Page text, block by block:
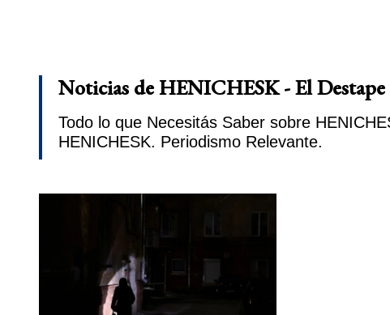
Noticias de HENICHESK - El Destape
Todo lo que Necesitás Saber sobre
HENICHESK. Periodismo Relevante.